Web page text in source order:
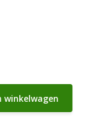
winkelwagen